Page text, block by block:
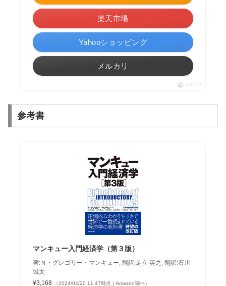
楽天市場
Yahooショッピング
メルカリ
ポチップ
参考書
マンキュー入門経済学（第３版）
著:Ｎ・グレゴリー・マンキュー, 翻訳:足立 英之, 翻訳:石川
城太
¥3,168
（2024/04/20 11:47時点 | Amazon調べ）